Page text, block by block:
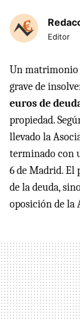
Editor
Un matrimonio
grave de
euros de
propiedad.
llevado la
terminado con
6 de Madrid. El
de la deuda,
oposición de la